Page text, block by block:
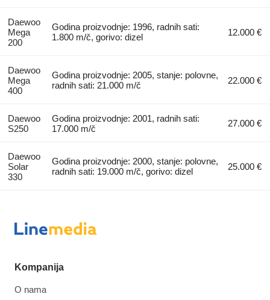
Daewoo
Mega
200
Godina proizvodnje: 1996, radnih sati:
1.800 m/č, gorivo: dizel
12.000 €
Daewoo
Mega
400
Godina proizvodnje: 2005, stanje: polovne,
radnih sati: 21.000 m/č
22.000 €
Daewoo
S250
Godina proizvodnje: 2001, radnih sati:
17.000 m/č
27.000 €
Daewoo
Solar
330
Godina proizvodnje: 2000, stanje: polovne,
radnih sati: 19.000 m/č, gorivo: dizel
25.000 €
Kompanija
O nama